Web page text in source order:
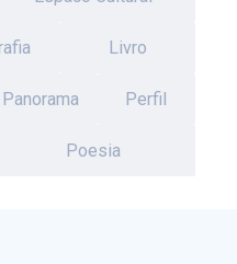
Livro
Panorama Perfil
Poesia